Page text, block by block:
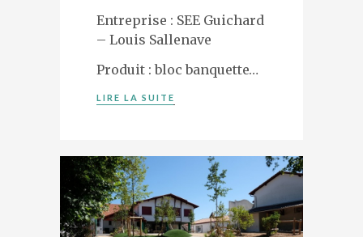
Entreprise : SEE Guichard
– Louis Sallenave
Produit : bloc banquette…
LIRE LA SUITE